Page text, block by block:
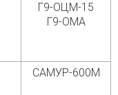
Г9-ОЦМ-15
Г9-ОМА
САМУР-600М